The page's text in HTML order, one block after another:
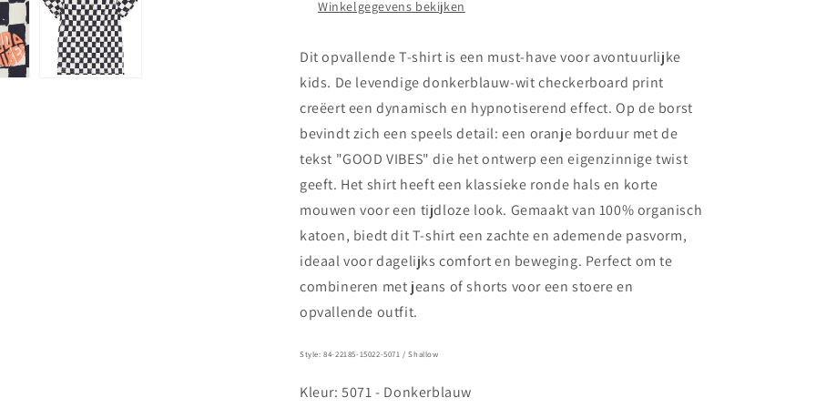
Winkelgegevens bekijken
Dit opvallende T-shirt is een must-have voor avontuurlijke
kids. De levendige donkerblauw-wit checkerboard print
creëert een dynamisch en hypnotiserend effect. Op de borst
bevindt zich een speels detail: een oranje borduur met de
tekst "GOOD VIBES" die het ontwerp een eigenzinnige twist
geeft. Het shirt heeft een klassieke ronde hals en korte
mouwen voor een tijdloze look. Gemaakt van 100% organisch
katoen, biedt dit T-shirt een zachte en ademende pasvorm,
ideaal voor dagelijks comfort en beweging. Perfect om te
combineren met jeans of shorts voor een stoere en
opvallende outfit.
Style:84-22185-15022-5071 / Shallow
Kleur: 5071 - Donkerblauw